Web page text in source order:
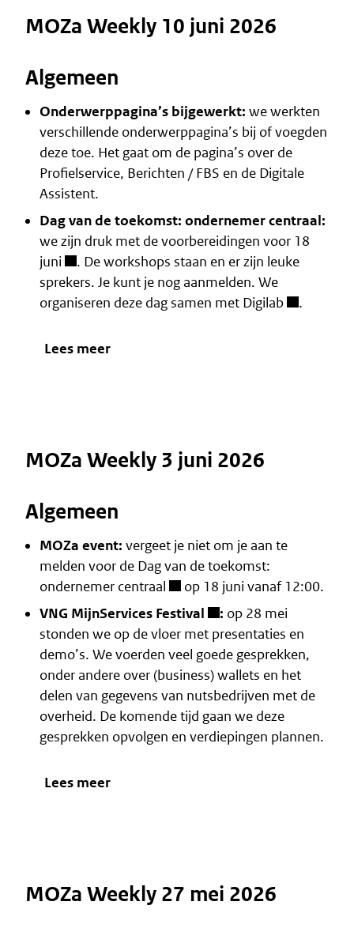
MOZa Weekly 10 juni 2026
Algemeen
Onderwerppagina’s bijgewerkt: we werkten
verschillende onderwerppagina’s bij of voegden
deze toe. Het gaat om de pagina’s over de
Profielservice, Berichten / FBS en de Digitale
Assistent.
Dag van de toekomst: ondernemer centraal:
we zijn druk met de voorbereidingen voor 18
juni
. De workshops staan en er zijn leuke
sprekers. Je kunt je nog aanmelden. We
organiseren deze dag samen met Digilab .
Lees meer
MOZa Weekly 3 juni 2026
Algemeen
MOZa event: vergeet je niet om je aan te
melden voor de Dag van de toekomst:
ondernemer centraal
op 18 juni vanaf 12:00.
VNG MijnServices Festival
: op 28 mei
stonden we op de vloer met presentaties en
demo’s. We voerden veel goede gesprekken,
onder andere over (business) wallets en het
delen van gegevens van nutsbedrijven met de
overheid. De komende tijd gaan we deze
gesprekken opvolgen en verdiepingen plannen.
Lees meer
MOZa Weekly 27 mei 2026